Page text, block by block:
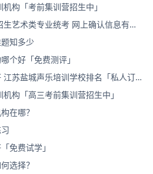
构「考前集训营招生中」
艺术类专业统考 网上确认信息有关
知多少
个好「免费测评」
苏盐城声乐培训学校排名「私人订
构「高三考前集训营招生中」
在哪？
免费试学」
选择？